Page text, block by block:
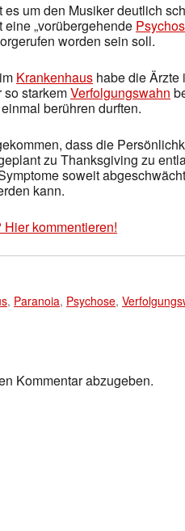
es um den Musiker deutlich
„vorübergehende
worden sein soll.
Krankenhaus habe die Ärzte
starkemVerfolgungswahn
berühren durften.
dass die
zu Thanksgiving zu
soweit
kann.
kommentieren!
, Paranoia, Psychose,
Kommentar abzugeben.